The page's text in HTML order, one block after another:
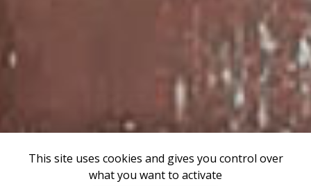
This site uses cookies and gives you control over
what you want to activate